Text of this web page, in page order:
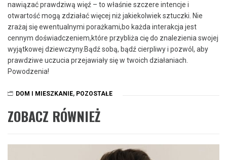
nawiązać prawdziwą więź – to właśnie‌ szczere intencje i
otwartość mogą zdziałać więcej niż jakiekolwiek sztuczki. ⁢Nie
⁤zrażaj się ewentualnymi porażkami,bo każda interakcja jest
cennym ‌doświadczeniem,które przybliża cię‍ do znalezienia swojej‍
wyjątkowej ‌dziewczyny.Bądź ⁤sobą, bądź cierpliwy i ​pozwól, aby
prawdziwe uczucia przejawiały się w twoich ​działaniach.
Powodzenia!
DOM I MIESZKANIE, POZOSTAŁE
ZOBACZ RÓWNIEŻ